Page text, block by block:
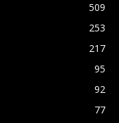
509
253
217
95
92
77